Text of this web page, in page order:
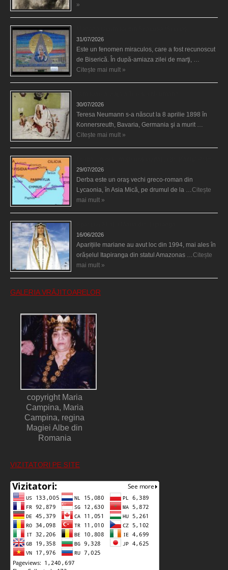
»
31/07/2026
Este un fenomen miraculos, care a fost recunoscut
de Biserică. În după-amiaza zilei de marţi, …
Citește mai mult »
30/07/2026
Teresa Neumann s-a născut la 8 aprilie 1898 în
Konnersreuth, Bavaria, Germania şi a murit …
Citește mai mult »
29/07/2026
Derba este un oraş vechi greco-roman din
Lycaonia, în Asia Mică, pe drumul de la … Citește
mai mult »
16/06/2026
Aparițiile mariane au avut loc din 1994, mai ales în
orășelul Itapiranga din statul Amazonas … Citește
mai mult »
GALERIA VRĂJITOARELOR
copyright Maria
Campina, Maria
Campina, regina
Magiei Albe din
Romania
VIZITATORI PE SITE